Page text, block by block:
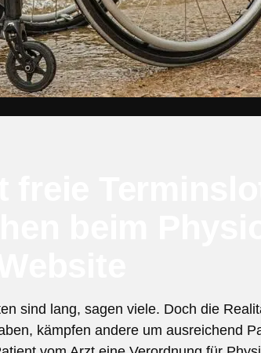
sind lang, sagen viele. Doch die
kämpfen andere um ausreichend